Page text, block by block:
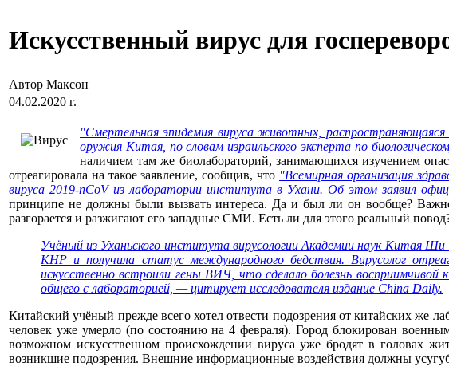
Искусственный вирус для
Автор Максон
04.02.2020 г.
"Смертельная эпидемия вируса животных, распространяющаяся
оружия Китая, по словам израильского эксперта по
наличием там же биолабораторий, занимающихся изучением
отреагировала на такое заявление, сообщив, что "Всемирная организация
вируса 2019-nCoV из лаборатории института в Ухани. Об этом заявил
принципе не должны были вызвать интереса. Да и был ли он вообще?
разгорается и разжигают его западные СМИ. Есть ли для этого реальный
Учёный из Уханьского института вирусологии Академии наук Китая Ши
КНР и получила статус международного бедствия. Вирусолог
искусственно встроили гены ВИЧ, что сделало болезнь
общего с лабораторией, — цитирует исследователя издание China Daily.
Китайский учёный прежде всего хотел отвести подозрения от китайских же
человек уже умерло (по состоянию на 4 февраля). Город блокирован
возможном искусственном происхождении вируса уже бродят в головах
возникшие подозрения. Внешние информационные воздействия должны